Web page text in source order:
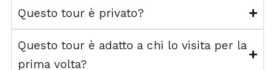
Questo tour è privato?
Questo tour è adatto a chi lo visita per la
prima volta?